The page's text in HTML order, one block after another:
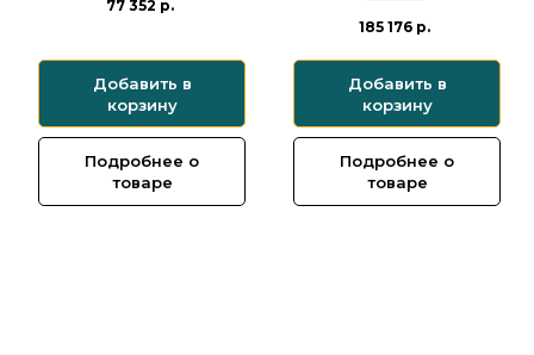
77 352 р.
Добавить в
корзину
Подробнее о
товаре
185 176 р.
Добавить в
корзину
Подробнее о
товаре